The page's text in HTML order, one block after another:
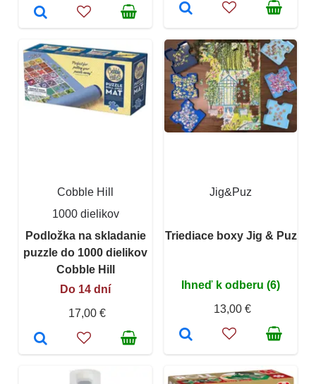
Cobble Hill
1000 dielikov
Podložka na skladanie
puzzle do 1000 dielikov
Cobble Hill
Do 14 dní
17,00 €
Jig&Puz
Triediace boxy Jig & Puz
Ihneď k odberu (6)
13,00 €